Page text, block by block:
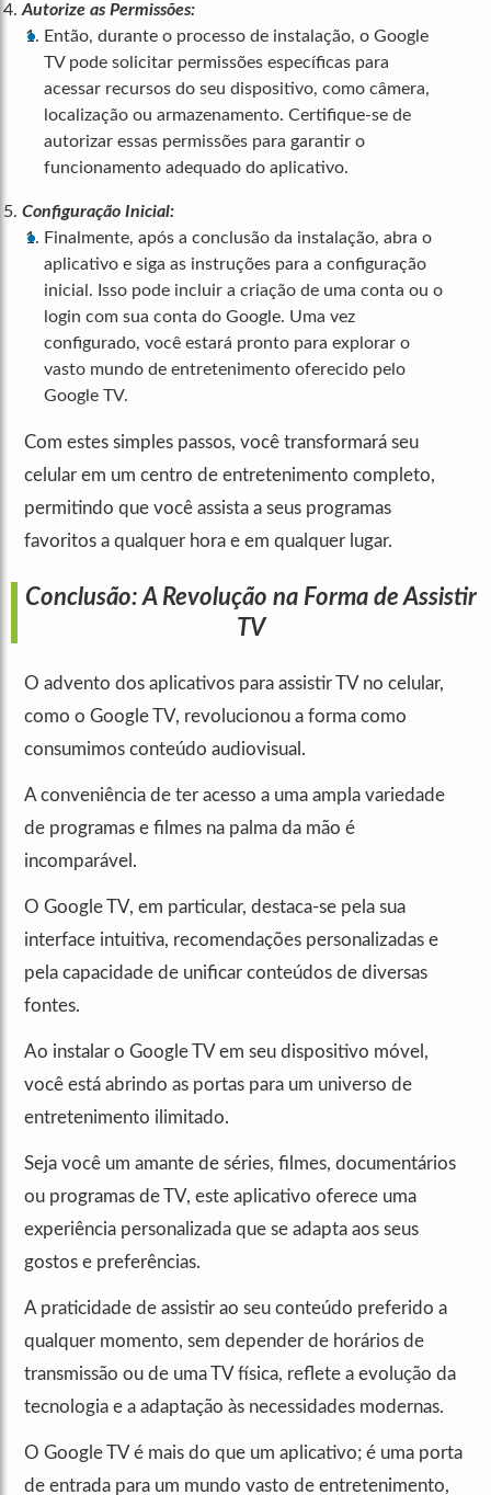
Autorize as Permissões:
Então, durante o processo de instalação, o Google
TV pode solicitar permissões específicas para
acessar recursos do seu dispositivo, como câmera,
localização ou armazenamento. Certifique-se de
autorizar essas permissões para garantir o
funcionamento adequado do aplicativo.
Configuração Inicial:
Finalmente, após a conclusão da instalação, abra o
aplicativo e siga as instruções para a configuração
inicial. Isso pode incluir a criação de uma conta ou o
login com sua conta do Google. Uma vez
configurado, você estará pronto para explorar o
vasto mundo de entretenimento oferecido pelo
Google TV.
Com estes simples passos, você transformará seu
celular em um centro de entretenimento completo,
permitindo que você assista a seus programas
favoritos a qualquer hora e em qualquer lugar.
Conclusão:A Revolução na Forma de Assistir
TV
O advento dos aplicativos para assistir TV no celular,
como o Google TV, revolucionou a forma como
consumimos conteúdo audiovisual.
A conveniência de ter acesso a uma ampla variedade
de programas e filmes na palma da mão é
incomparável.
O Google TV, em particular, destaca-se pela sua
interface intuitiva, recomendações personalizadas e
pela capacidade de unificar conteúdos de diversas
fontes.
Ao instalar o Google TV em seu dispositivo móvel,
você está abrindo as portas para um universo de
entretenimento ilimitado.
Seja você um amante de séries, filmes, documentários
ou programas de TV, este aplicativo oferece uma
experiência personalizada que se adapta aos seus
gostos e preferências.
A praticidade de assistir ao seu conteúdo preferido a
qualquer momento, sem depender de horários de
transmissão ou de uma TV física, reflete a evolução da
tecnologia e a adaptação às necessidades modernas.
O Google TV é mais do que um aplicativo; é uma porta
de entrada para um mundo vasto de entretenimento,